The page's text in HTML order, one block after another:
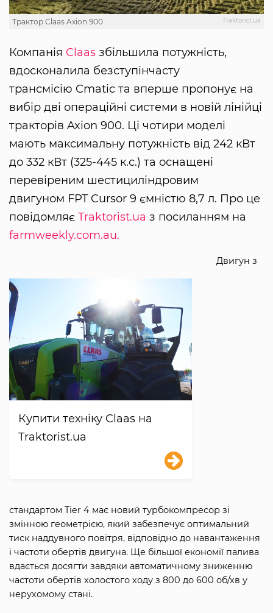
Traktorist.ua
Трактор Claas Axion 900
Компанія Claas збільшила потужність,
вдосконалила безступінчасту
трансмісію Cmatic та вперше пропонує на
вибір дві операційні системи в новій лінійці
тракторів Axion 900. Ці чотири моделі
мають максимальну потужність від 242 кВт
до 332 кВт (325-445 к.с.) та оснащені
перевіреним шестициліндровим
двигуном FPT Cursor 9 ємністю 8,7 л. Про це
повідомляє Traktorist.ua з посиланням на
farmweekly.com.au.
Купити техніку Claas на
Traktorist.ua
Двигун з
стандартом Tier 4 має новий турбокомпресор зі
змінною геометрією, який забезпечує оптимальний
тиск наддувного повітря, відповідно до навантаження
і частоти обертів двигуна. Ще більшої економії палива
вдається досягти завдяки автоматичному зниженню
частоти обертів холостого ходу з 800 до 600 об/хв у
нерухомому стані.